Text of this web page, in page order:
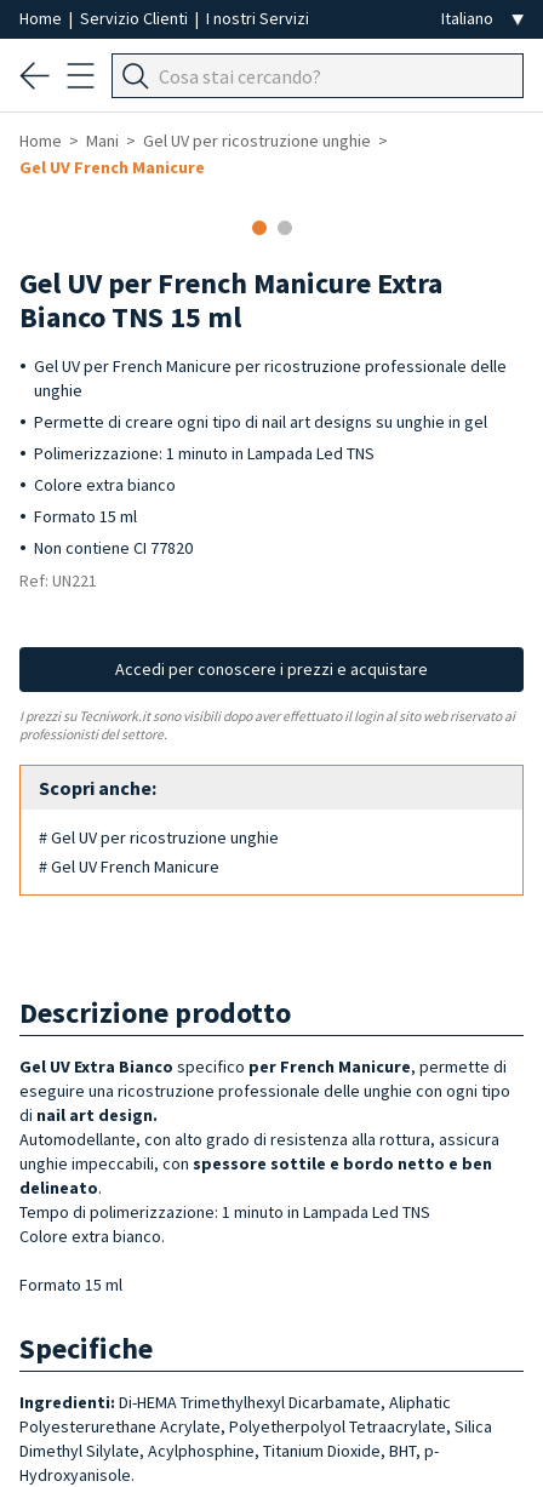
Home | Servizio Clienti | I nostri Servizi
Home Mani
Gel UV per ricostruzione unghie
Gel UV French Manicure
Gel UV per French Manicure Extra
Bianco TNS 15 ml
Gel UV per French Manicure per ricostruzione professionale delle
unghie
Permette di creare ogni tipo di nail art designs su unghie in gel
Polimerizzazione: 1 minuto in Lampada Led TNS
Colore extra bianco
Formato 15 ml
Non contiene CI 77820
Ref: UN221
Accedi per conoscere i prezzi e acquistare
I prezzi su Tecniwork.it sono visibili dopo aver effettuato il login al sito web riservato ai
professionisti del settore.
Scopri anche:
# Gel UV per ricostruzione unghie
# Gel UV French Manicure
Descrizione prodotto
Gel UV Extra Bianco specifico per French Manicure, permette di
eseguire una ricostruzione professionale delle unghie con ogni tipo
di nail art design.
Automodellante, con alto grado di resistenza alla rottura, assicura
unghie impeccabili, con spessore sottile e bordo netto e ben
delineato.
Tempo di polimerizzazione: 1 minuto in Lampada Led TNS
Colore extra bianco.
Formato 15 ml
Specifiche
Ingredienti: Di-HEMA Trimethylhexyl Dicarbamate, Aliphatic
Polyesterurethane Acrylate, Polyetherpolyol Tetraacrylate, Silica
Dimethyl Silylate, Acylphosphine, Titanium Dioxide, BHT, p-
Hydroxyanisole.